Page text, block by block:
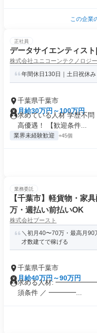
この企業
正社員
データサイエンティス
株式会社ユニコーンテクノロジー
年間休日130日｜土日祝休
千葉県千葉市
月給30万円～100万円
求めている人材 学歴不
高優遇！ 【歓迎条件...
業界未経験歓迎 +45個
業務委託
【千葉市】軽貨物・家
万・週払い前払いOK
株式会社ブースト
＼初月40〜70万・最高月90
才数建てで稼げる
千葉県千葉市
月給40万円～90万円
求める人材:
須条件 ／ ━━━━...